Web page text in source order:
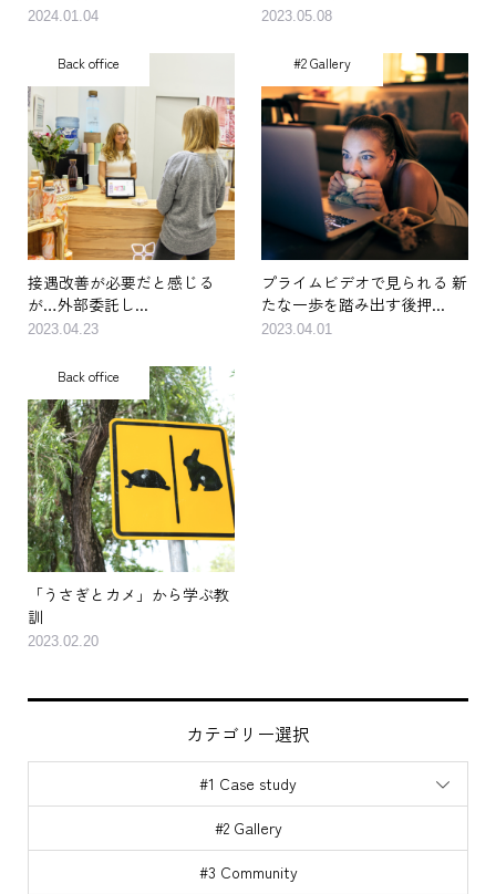
2024.01.04 2023.05.08
Back office
接遇改善が必要だと感じる
が…外部委託し...
2023.04.23
#2 Gallery
プライムビデオで見られる 新
たな一歩を踏み出す後押...
2023.04.01
Back office
「うさぎとカメ」から学ぶ教
訓
2023.02.20
カテゴリー選択
#1 Case study
#2 Gallery
#3 Community